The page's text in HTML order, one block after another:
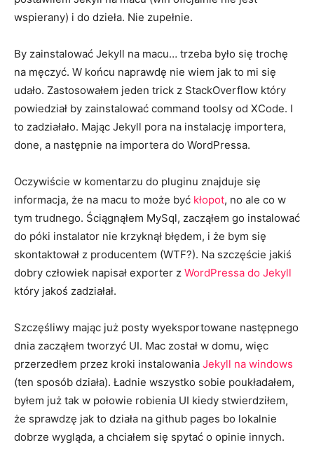
wspierany) i do dzieła. Nie zupełnie.
By zainstalować Jekyll na macu… trzeba było się trochę
na męczyć. W końcu naprawdę nie wiem jak to mi się
udało. Zastosowałem jeden trick z StackOverflow który
powiedział by zainstalować command toolsy od XCode. I
to zadziałało. Mając Jekyll pora na instalację importera,
done, a następnie na importera do WordPressa.
Oczywiście w komentarzu do pluginu znajduje się
informacja, że na macu to może być kłopot, no ale co w
tym trudnego. Ściągnąłem MySql, zacząłem go instalować
do póki instalator nie krzyknął błędem, i że bym się
skontaktował z producentem (WTF?). Na szczęście jakiś
dobry człowiek napisał exporter z WordPressa do Jekyll
który jakoś zadziałał.
Szczęśliwy mając już posty wyeksportowane następnego
dnia zacząłem tworzyć UI. Mac został w domu, więc
przerzedłem przez kroki instalowania Jekyll na windows
(ten sposób działa). Ładnie wszystko sobie poukładałem,
byłem już tak w połowie robienia UI kiedy stwierdziłem,
że sprawdzę jak to działa na github pages bo lokalnie
dobrze wygląda, a chciałem się spytać o opinie innych.